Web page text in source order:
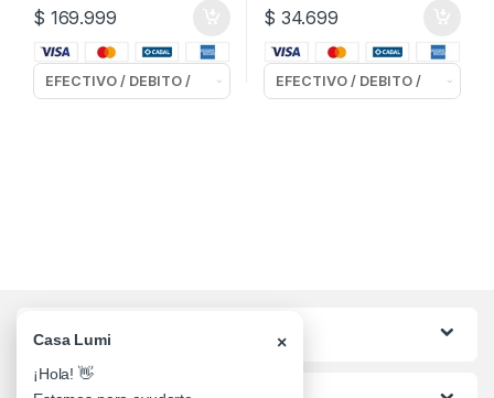
$ 169.999 $ 34.699
Categorias
Casa Lumi ×
¡Hola! 👋